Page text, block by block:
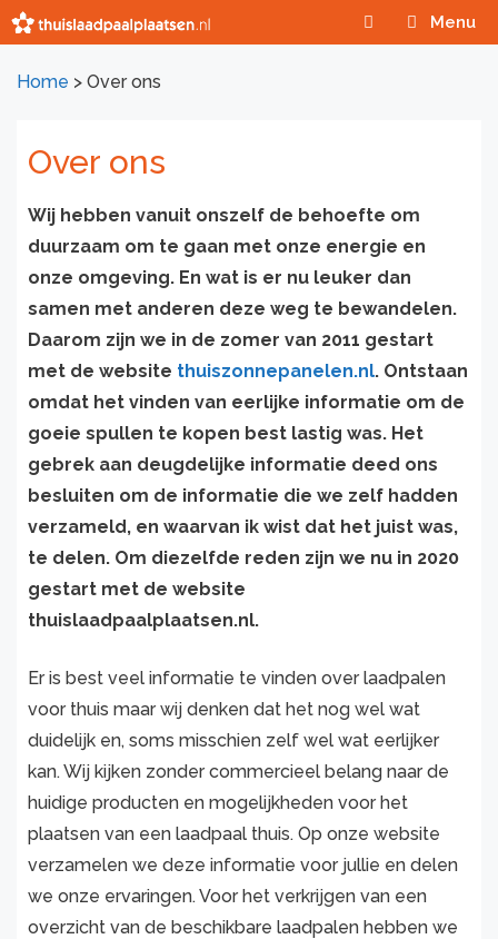
Ga
naar
de
Menu
Home > Over ons
Over ons
Wij hebben vanuit onszelf de behoefte om
duurzaam om te gaan met onze energie en
onze omgeving. En wat is er nu leuker dan
samen met anderen deze weg te bewandelen.
Daarom zijn we in de zomer van 2011 gestart
met de website thuiszonnepanelen.nl. Ontstaan
omdat het vinden van eerlijke informatie om de
goeie spullen te kopen best lastig was. Het
gebrek aan deugdelijke informatie deed ons
besluiten om de informatie die we zelf hadden
verzameld, en waarvan ik wist dat het juist was,
te delen. Om diezelfde reden zijn we nu in 2020
gestart met de website
thuislaadpaalplaatsen.nl.
Er is best veel informatie te vinden over laadpalen
voor thuis maar wij denken dat het nog wel wat
duidelijk en, soms misschien zelf wel wat eerlijker
kan. Wij kijken zonder commercieel belang naar de
huidige producten en mogelijkheden voor het
plaatsen van een laadpaal thuis. Op onze website
verzamelen we deze informatie voor jullie en delen
we onze ervaringen. Voor het verkrijgen van een
overzicht van de beschikbare laadpalen hebben we